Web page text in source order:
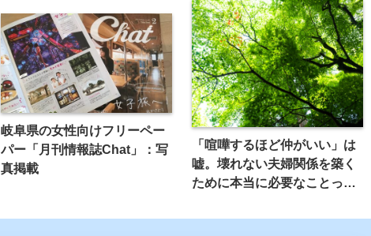
岐阜県の女性向けフリーペー
パー「月刊情報誌Chat」：写
真掲載
「喧嘩するほど仲がいい」は
嘘。壊れない夫婦関係を築く
ために本当に必要なことっ